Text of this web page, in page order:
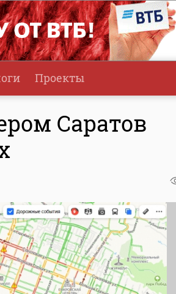
Проекты
Саратов